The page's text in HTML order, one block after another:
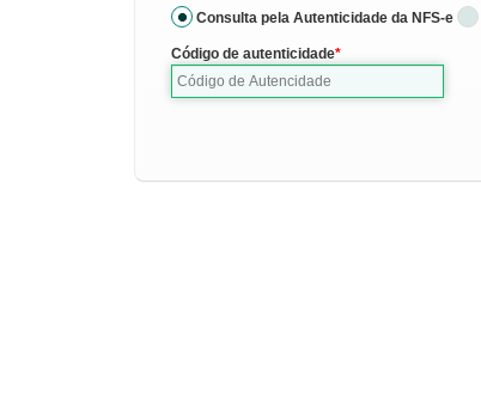
Consulta pela Autenticidade da NFS-e
Código de autenticidade